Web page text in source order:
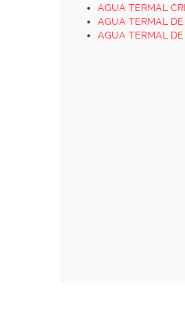
AGUA TERMAL
AGUA TERMAL
AGUA TERMAL DE